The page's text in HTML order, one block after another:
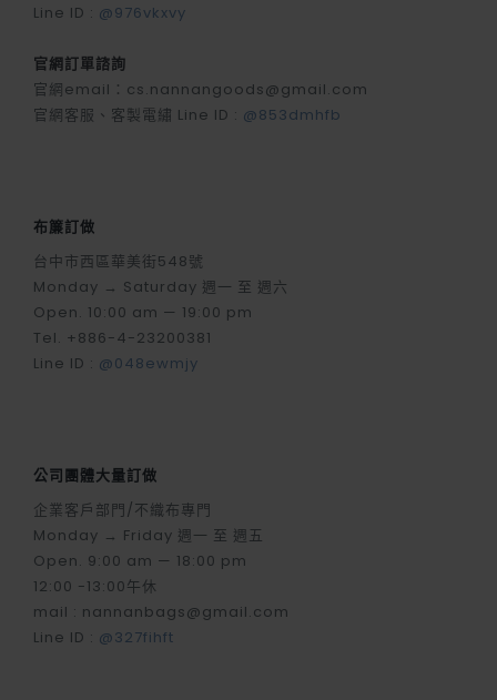
Line ID : @976vkxvy
官網訂單諮詢
官網email：cs.nannangoods@gmail.com
官網客服、客製電繡 Line ID : @853dmhfb
布簾訂做
台中市西區華美街548號
Monday → Saturday 週一 至 週六
Open. 10:00 am — 19:00 pm
Tel. +886-4-23200381
Line ID : @048ewmjy
公司團體大量訂做
企業客戶部門/不織布專門
Monday → Friday 週一 至 週五
Open. 9:00 am — 18:00 pm
12:00 -13:00午休
mail : nannanbags@gmail.com
Line ID : @327fihft